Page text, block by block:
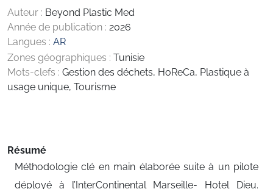
Auteur : Beyond Plastic Med
Année de publication : 2026
Langues : AR
Zones géographiques : Tunisie
Mots-clefs : Gestion des déchets, HoReCa, Plastique à
usage unique, Tourisme
Résumé
Méthodologie clé en main élaborée suite à un pilote
déployé à l’InterContinental Marseille- Hotel Dieu.